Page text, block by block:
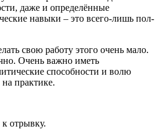
даже и определённые
навыки – это всего-лишь пол-
свою работу этого очень мало.
Очень важно иметь
способности и волю
на практике.
отрывку.